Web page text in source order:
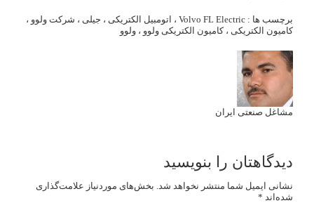
برچسب ها : Volvo FL Electric ، اتومبیل الکتریکی ، جیلی ، شرکت ولوو ،
کامیون الکتریکی ،کامیون الکتریکی ولوو ، ولوو
مشاغل صنعتی ایران
دیدگاهتان را بنویسید
نشانی ایمیل شما منتشر نخواهد شد. بخش‌های موردنیاز علامت‌گذاری
شده‌اند *